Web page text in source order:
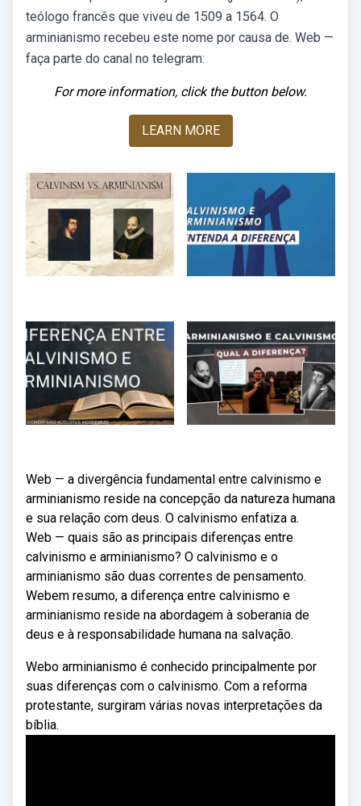
teólogo francês que viveu de 1509 a 1564. O
arminianismo recebeu este nome por causa de. Web —
faça parte do canal no telegram:
For more information, click the button below.
LEARN MORE
Web — a divergência fundamental entre calvinismo e
arminianismo reside na concepção da natureza humana
e sua relação com deus. O calvinismo enfatiza a.
Web — quais são as principais diferenças entre
calvinismo e arminianismo? O calvinismo e o
arminianismo são duas correntes de pensamento.
Webem resumo, a diferença entre calvinismo e
arminianismo reside na abordagem à soberania de
deus e à responsabilidade humana na salvação.
Webo arminianismo é conhecido principalmente por
suas diferenças com o calvinismo. Com a reforma
protestante, surgiram várias novas interpretações da
bíblia.